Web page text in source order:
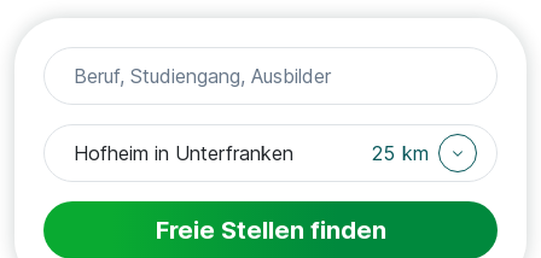
25 km
Freie Stellen finden